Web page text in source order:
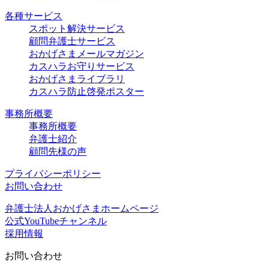
各種サービス
スポット解決サービス
顧問弁護士サービス
おかげさまメールマガジン
カスハラお守りサービス
おかげさまライブラリ
カスハラ防止啓発ポスター
事務所概要
事務所概要
弁護士紹介
顧問先様の声
プライバシーポリシー
お問い合わせ
弁護士法人おかげさまホームページ
公式YouTubeチャンネル
採用情報
お問い合わせ